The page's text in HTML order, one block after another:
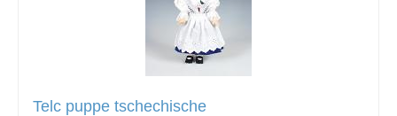
Telc puppe tschechische